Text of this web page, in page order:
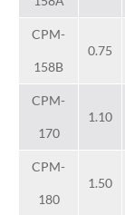
CPM-
158B
0.75
CPM-
170
1.10
CPM-
180
1.50